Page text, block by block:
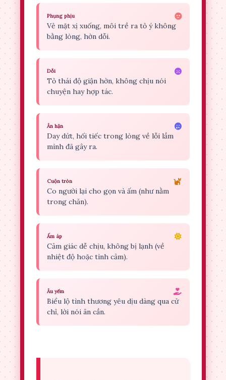
Phụng phịu
Vẻ mặt xị xuống, môi trề ra tỏ ý không
bằng lòng, hờn dỗi.
Dỗi
Tỏ thái độ giận hờn, không chịu nói
chuyện hay hợp tác.
Ân hận
Day dứt, hối tiếc trong lòng về lỗi lầm
mình đã gây ra.
Cuộn tròn
Co người lại cho gọn và ấm (như nằm
trong chăn).
Ấm áp
Cảm giác dễ chịu, không bị lạnh (về
nhiệt độ hoặc tình cảm).
Âu yếm
Biểu lộ tình thương yêu dịu dàng qua cử
chỉ, lời nói ân cần.